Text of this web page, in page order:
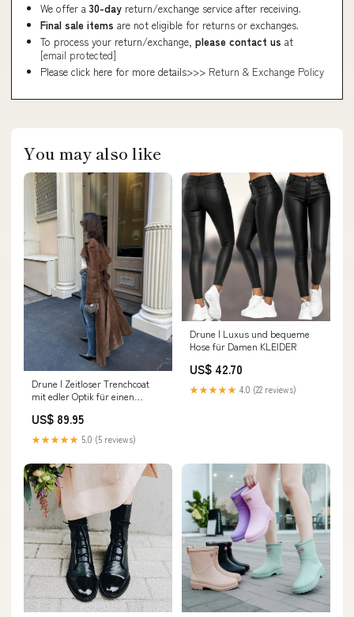
We offer a 30-day return/exchange service after receiving.
Final sale items are not eligible for returns or exchanges.
To process your return/exchange, please contact us at
[email protected]
Please click here for more details>>> Return & Exchange Policy
You may also like
Drune | Zeitloser Trenchcoat
mit edler Optik für einen
US$ 89.95
★★★★★ 5.0 (5 reviews)
Drune | Luxus und bequeme
Hose für Damen KLEIDER
US$ 42.70
★★★★★ 4.0 (22 reviews)